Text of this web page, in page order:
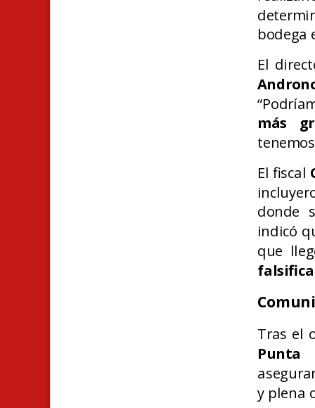
bodega
El
más
El fiscal
donde
indicó
que
Tras el
Punta
y plena